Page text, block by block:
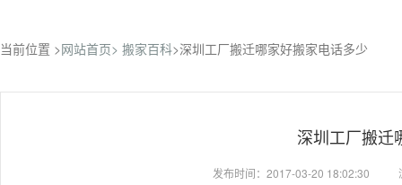
当前位置 >网站首页> 搬家百科>深圳工厂搬迁哪家好搬家电话多少
深圳工厂搬迁
发布时间：2017-03-20 18:02:30